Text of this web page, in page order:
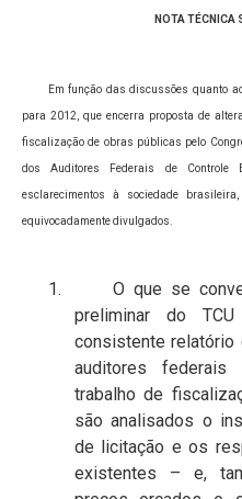
NOTA TÉCNICA
Em função das discussões quanto
para 2012, que encerra proposta de
fiscalização de obras públicas pelo
dos Auditores Federais de
esclarecimentos à sociedade
equivocadamente divulgados.
1. O que se
preliminar do
consistente relatório
auditores
trabalho de
são analisados o
de licitação e os
existentes – e,